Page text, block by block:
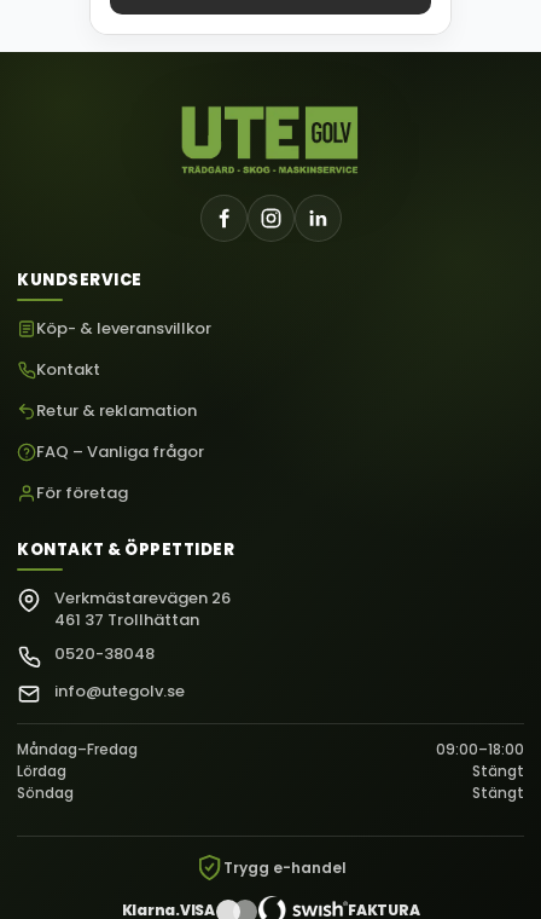
KUNDSERVICE
Köp- & leveransvillkor
Kontakt
Retur & reklamation
FAQ – Vanliga frågor
För företag
KONTAKT & ÖPPETTIDER
Verkmästarevägen 26
461 37 Trollhättan
0520-38048
info@utegolv.se
Måndag–Fredag
09:00–18:00
Lördag
Stängt
Söndag
Stängt
Trygg e-handel
Klarna.VISA FAKTURA